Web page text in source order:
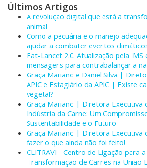
Últimos Artigos
A revolução digital que está a
animal
Como a pecuária e o manejo
ajudar a combater eventos
Eat-Lancet 2.0. Atualização pela IMS
mensagens para contrabalançar a
Graça Mariano e Daniel Silva |
APIC e Estagiário da APIC | Existe
vegetal?
Graça Mariano | Diretora Executiva
Indústria da Carne: Um
Sustentabilidade e o Futuro
Graça Mariano | Diretora Executiva
fazer o que ainda não foi feito!
CLITRAVI - Centro de Ligação para
Transformação de Carnes na União